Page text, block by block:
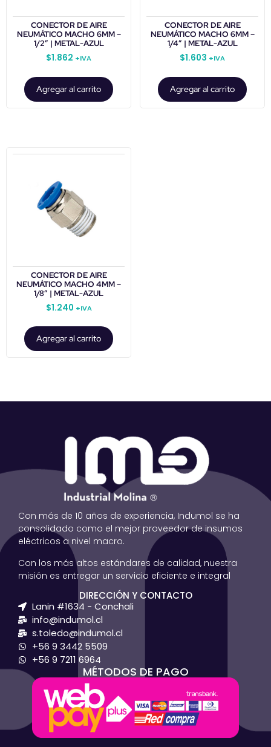
CONECTOR DE AIRE
NEUMÁTICO MACHO 6MM –
1/2″ | METAL-AZUL
$1.862 +IVA
Agregar al carrito
CONECTOR DE AIRE
NEUMÁTICO MACHO 6MM –
1/4″ | METAL-AZUL
$1.603 +IVA
Agregar al carrito
CONECTOR DE AIRE
NEUMÁTICO MACHO 4MM –
1/8″ | METAL-AZUL
$1.240 +IVA
Agregar al carrito
Con más de 10 años de experiencia, Indumol se ha
consolidado como el mejor proveedor de insumos
eléctricos a nivel macro.
Con los más altos estándares de calidad, nuestra
misión es entregar un servicio eficiente e integral
DIRECCIÓN Y CONTACTO
Lanin #1634 - Conchali
info@indumol.cl
s.toledo@indumol.cl
+56 9 3442 5509
+56 9 7211 6964
MÉTODOS DE PAGO